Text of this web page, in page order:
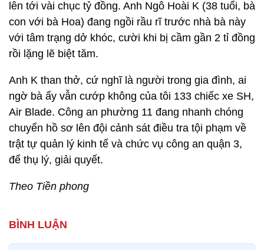
lên tới vài chục tỷ đồng. Anh Ngô Hoài K (38 tuổi, bà
con với bà Hoa) đang ngồi rầu rĩ trước nhà bà này
với tâm trạng dở khóc, cười khi bị cầm gần 2 tỉ đồng
rồi lặng lẽ biệt tăm.
Anh K than thở, cứ nghĩ là người trong gia đình, ai
ngờ bà ấy vẫn cướp không của tôi 133 chiếc xe SH,
Air Blade. Công an phường 11 đang nhanh chóng
chuyển hồ sơ lên đội cảnh sát điều tra tội phạm về
trật tự quản lý kinh tế và chức vụ công an quận 3,
để thụ lý, giải quyết.
Theo Tiền phong